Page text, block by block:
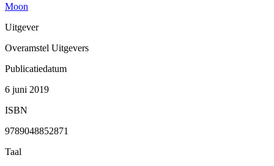
Moon
Uitgever
Overamstel Uitgevers
Publicatiedatum
6 juni 2019
ISBN
9789048852871
Taal